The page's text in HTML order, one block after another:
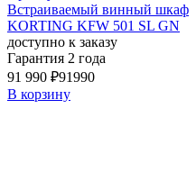
Встраиваемый винный шкаф
KORTING KFW 501 SL GN
доступно к заказу
Гарантия 2 года
91 990 ₽91990
В корзину